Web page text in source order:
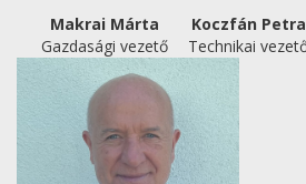
Makrai Márta
Koczfán Petra
Gazdasági vezető
Technikai